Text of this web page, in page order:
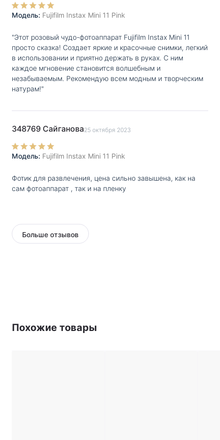
требуется не более 90 секунд. При этом, даже
только что созданные снимки не боятся смазывания
чернил.
автоматическую регулировку света. Время
Модель: Fujifilm Instax Mini 11 Pink
"Этот розовый чудо-фотоаппарат Fujifilm Instax Mini 11
просто сказка! Создает яркие и красочные снимки, легкий
в использовании и приятно держать в руках. С ним
каждое мгновение становится волшебным и
незабываемым. Рекомендую всем модным и творческим
натурам!"
348769 Сайганова25 октября 2023
Модель: Fujifilm Instax Mini 11 Pink
Фотик для развлечения, цена сильно завышена, как на
сам фотоаппарат , так и на пленку
Больше отзывов
Похожие товары